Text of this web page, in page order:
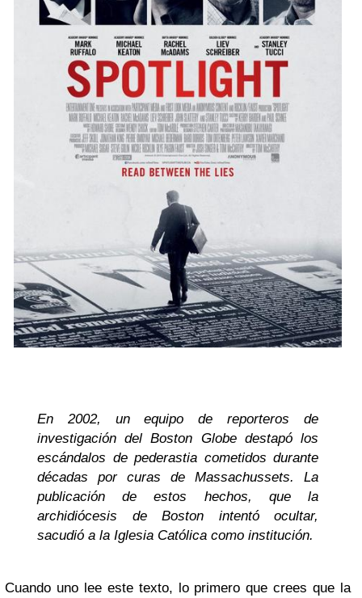
En 2002, un equipo de reporteros de
investigación del Boston Globe destapó los
escándalos de pederastia cometidos durante
décadas por curas de Massachussets. La
publicación de estos hechos, que la
archidiócesis de Boston intentó ocultar,
sacudió a la Iglesia Católica como institución.
Cuando uno lee este texto, lo primero que crees que la